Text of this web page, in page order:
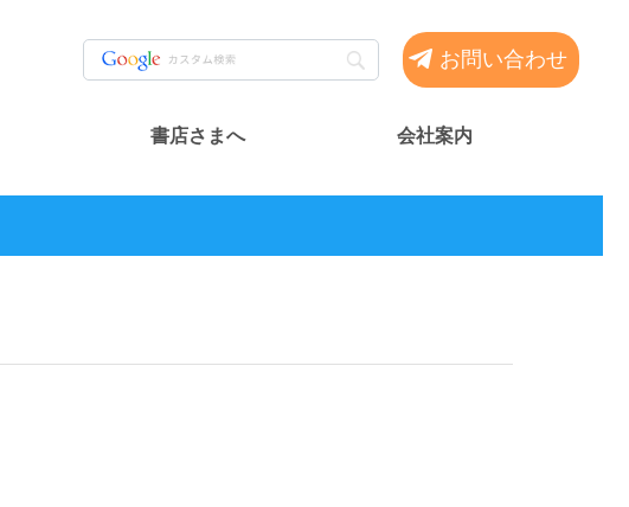
お問い合わせ
書店さまへ 会社案内